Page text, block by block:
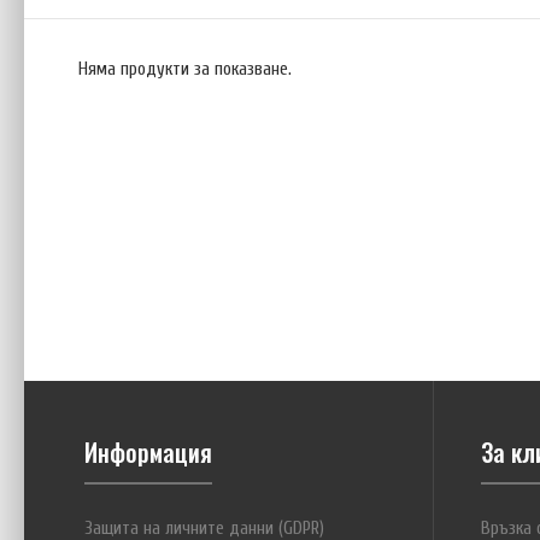
Няма продукти за показване.
Информация
Защита на личните данни (GDPR)
За
Връзка